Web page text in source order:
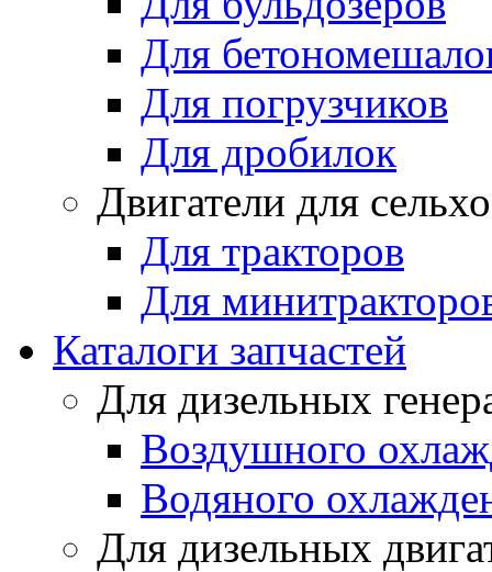
Для
Для погрузчиков
Для дробилок
Двигатели для
Для тракторов
Для
Каталоги запчастей
Для дизельных
Воздушного
Водяного
Для дизельных